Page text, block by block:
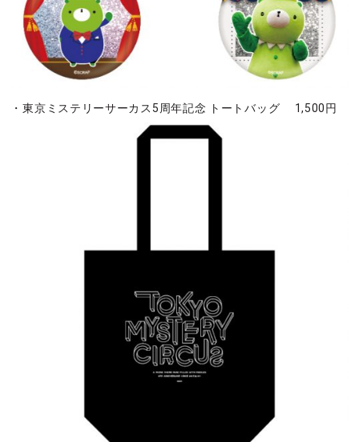
・東京ミステリーサーカス5周年記念 トートバッグ 1,500円